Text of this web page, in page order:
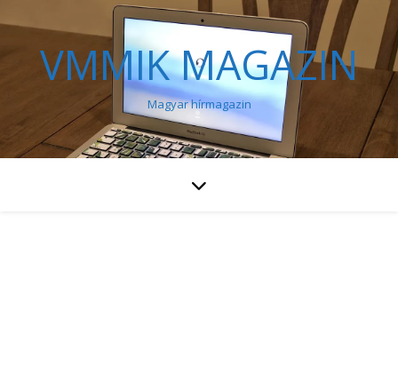
VMMIK MAGAZIN
Magyar hírmagazin